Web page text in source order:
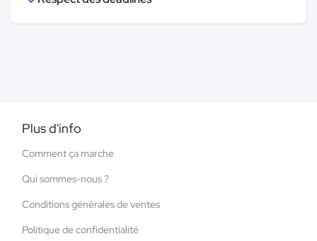
Plus d'info
Comment ça marche
Qui sommes-nous ?
Conditions générales de ventes
Politique de confidentialité